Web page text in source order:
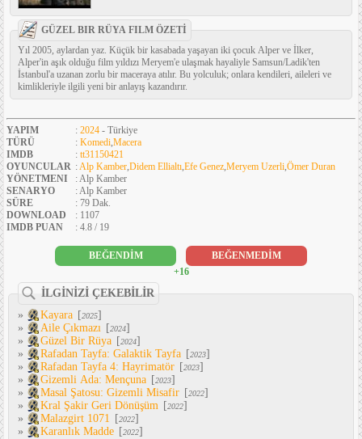
GÜZEL BIR RÜYA FILM ÖZETİ
Yıl 2005, aylardan yaz. Küçük bir kasabada yaşayan iki çocuk Alper ve İlker,
Alper'in aşık olduğu film yıldızı Meryem'e ulaşmak hayaliyle Samsun/Ladik'ten
İstanbul'a uzanan zorlu bir maceraya atılır. Bu yolculuk; onlara kendileri, aileleri ve
kimlikleriyle ilgili yeni bir anlayış kazandırır.
YAPIM : 2024 - Türkiye
TÜRÜ
: Komedi,Macera
IMDB
: tt31150421
OYUNCULAR :Alp Kamber,Didem Ellialtı,Efe Genez,Meryem Uzerli,Ömer Duran
YÖNETMENI
: Alp Kamber
SENARYO
: Alp Kamber
SÜRE
: 79 Dak.
DOWNLOAD
: 1107
IMDB PUAN
: 4.8 / 19
BEĞENDİM
BEĞENMEDİM
+16
İLGİNİZİ ÇEKEBİLİR
»
Kayara [2025]
»
Aile Çıkmazı [2024]
»
Güzel Bir Rüya [2024]
»
Rafadan Tayfa: Galaktik Tayfa [2023]
»
Rafadan Tayfa 4: Hayrimatör [2023]
»
Gizemli Ada: Mençuna [2023]
»
Masal Şatosu: Gizemli Misafir [2022]
»
Kral Şakir Geri Dönüşüm [2022]
»
Malazgirt 1071 [2022]
»
Karanlık Madde [2022]